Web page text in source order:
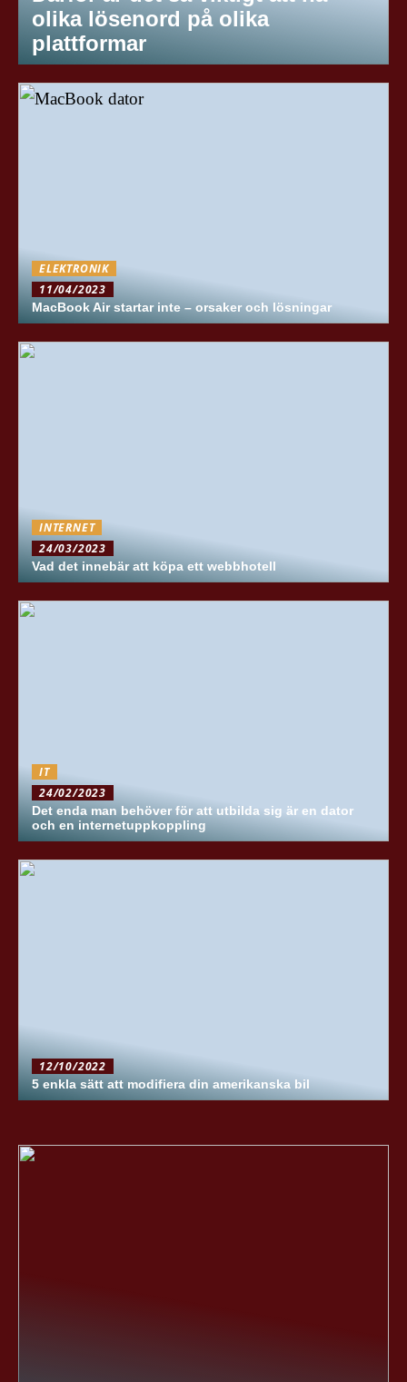
olika lösenord på olika
plattformar
ELEKTRONIK
11/04/2023
MacBook Air startar inte – orsaker och lösningar
INTERNET
24/03/2023
Vad det innebär att köpa ett webbhotell
IT
24/02/2023
Det enda man behöver för att utbilda sig är en dator
och en internetuppkoppling
12/10/2022
5 enkla sätt att modifiera din amerikanska bil